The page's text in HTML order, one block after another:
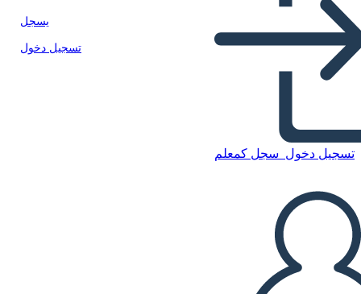
يسجل
تسجيل دخول
تسجيل دخول سجل كمعلم
Tekstblokker Biografi-plakat